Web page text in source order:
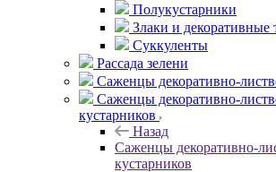
Полукустарники
Злаки и декоративные
Суккуленты
Рассада зелени
Саженцы декоративно-
Саженцы декоративно-
кустарников
Назад
Саженцы декоративно-
кустарников